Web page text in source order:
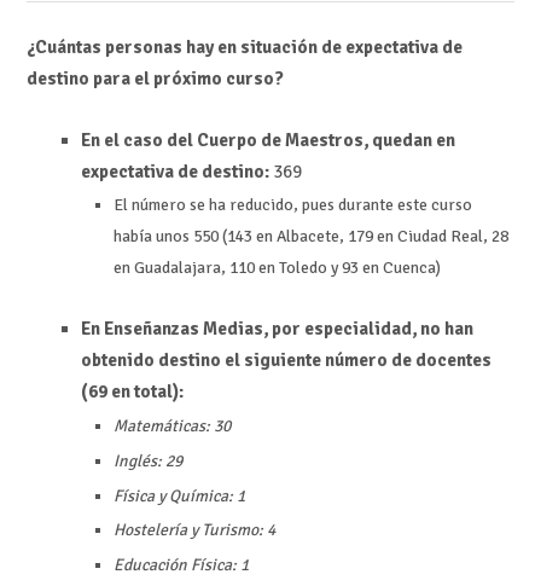
¿Cuántas personas hay en situación de expectativa de
destino para el próximo curso?
En el caso del Cuerpo de Maestros, quedan en
expectativa de destino:369
El número se ha reducido, pues durante este curso
había unos 550 (143 en Albacete, 179 en Ciudad Real, 28
en Guadalajara, 110 en Toledo y 93 en Cuenca)
En Enseñanzas Medias, por especialidad, no han
obtenido destino el siguiente número de docentes
(69 en total):
Matemáticas: 30
Inglés: 29
Física y Química: 1
Hostelería y Turismo: 4
Educación Física: 1